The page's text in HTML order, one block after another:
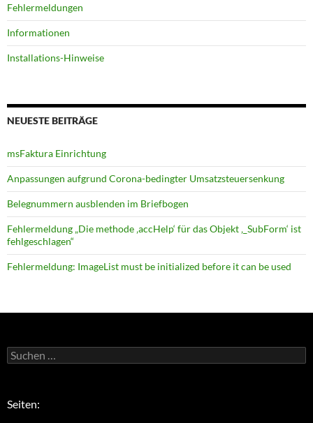
Fehlermeldungen
Informationen
Installations-Hinweise
NEUESTE BEITRÄGE
msFaktura Einrichtung
Anpassungen aufgrund Corona-bedingter Umsatz­steuer­senkung
Belegnummern ausblenden im Briefbogen
Fehlermeldung „Die methode ‚accHelp‘ für das Objekt ‚_SubForm‘ ist
fehlgeschlagen“
Fehlermeldung: ImageList must be initialized before it can be used
Suchen
nach:
Seiten: